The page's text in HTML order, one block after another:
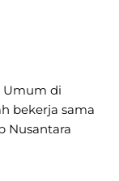
Umum di
bekerja sama
Nusantara